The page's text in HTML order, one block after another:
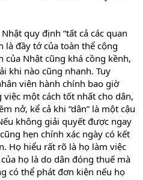
quy định “tất cả các quan
là đầy tớ của toàn thể cộng
của Nhật cũng khá cồng kềnh,
khi nào cũng nhanh. Tuy
viên hành chính bao giờ
một cách tốt nhất cho dân,
nở, kể cả khi “dân” là một cậu
không giải quyết được ngay
hẹn chính xác ngày có kết
Họ hiểu rất rõ là họ làm việc
họ là do dân đóng thuế mà
có thể phát đơn kiện nếu họ